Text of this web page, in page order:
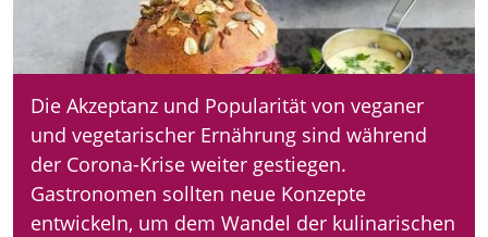
Die Akzeptanz und Popularität von veganer
und vegetarischer Ernährung sind während
der Corona-Krise weiter gestiegen.
Gastronomen sollten neue Konzepte
entwickeln, um dem Wandel der kulinarischen